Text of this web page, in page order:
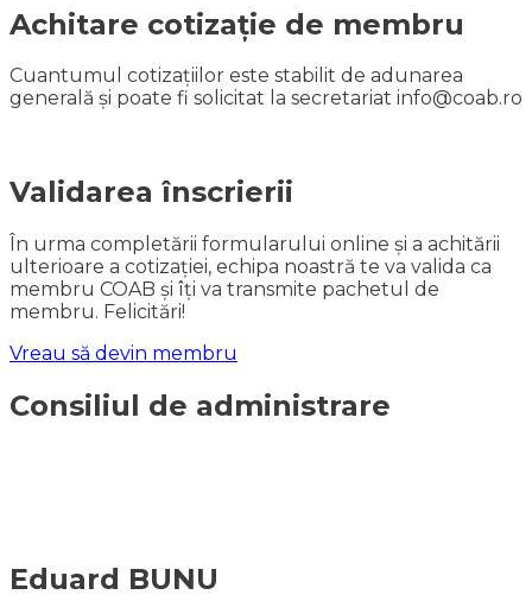
Achitare cotizație de membru
Cuantumul cotizațiilor este stabilit de adunarea
generală și poate fi solicitat la secretariat info@coab.ro
Validarea înscrierii
În urma completării formularului online și a achitării
ulterioare a cotizației, echipa noastră te va valida ca
membru COAB și îți va transmite pachetul de
membru. Felicitări!
Vreau să devin membru
Consiliul de administrare
Eduard BUNU